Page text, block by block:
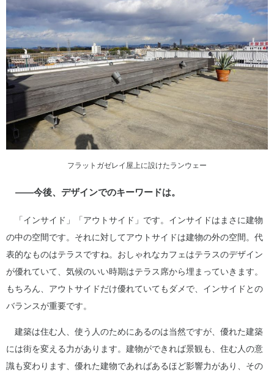
フラットガゼレイ屋上に設けたランウェー
――今後、デザインでのキーワードは。
「インサイド」「アウトサイド」です。インサイドはまさに建物
の中の空間です。それに対してアウトサイドは建物の外の空間。代
表的なものはテラスですね。おしゃれなカフェはテラスのデザイン
が優れていて、気候のいい時期はテラス席から埋まっていきます。
もちろん、アウトサイドだけ優れていてもダメで、インサイドとの
バランスが重要です。
建築は住む人、使う人のためにあるのは当然ですが、優れた建築
には街を変える力があります。建物ができれば景観も、住む人の意
識も変わります、優れた建物であればあるほど影響力があり、その